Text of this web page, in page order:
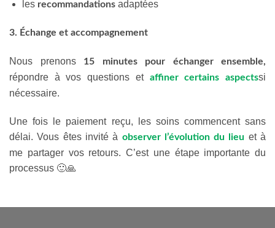
les recommandationsadaptées
3. Échange et accompagnement
Nous prenons 15 minutes pour échanger ensemble,
répondre à vos questions et affiner certains aspectssi
nécessaire.
Une fois le paiement reçu, les soins commencent sans
délai. Vous êtes invité à observer l’évolution du lieu et à
me partager vos retours. C’est une étape importante du
processus 🙂🙏